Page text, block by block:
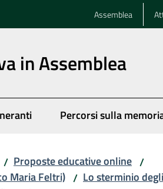
Assemblea
in Assemblea
Percorsi sulla
/ Proposte educative online /
Maria Feltri) / Lo sterminio